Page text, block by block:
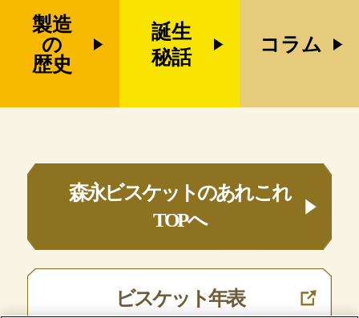
製造
の
歴史
誕生
秘話
コラム
森永ビスケットのあれこれ
TOPへ
ビスケット年表